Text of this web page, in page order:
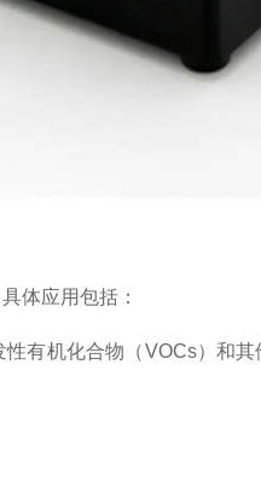
体应用包括：
机化合物（VOCs）和其